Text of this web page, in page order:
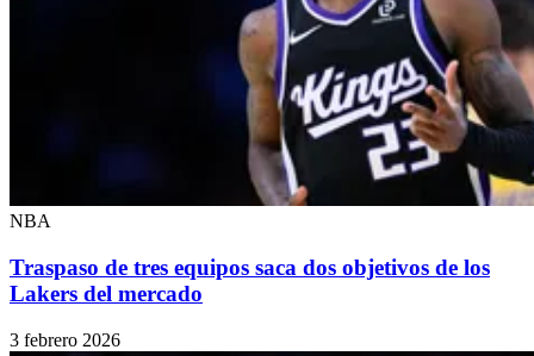
NBA
Traspaso de tres equipos saca dos objetivos de los
Lakers del mercado
3 febrero 2026